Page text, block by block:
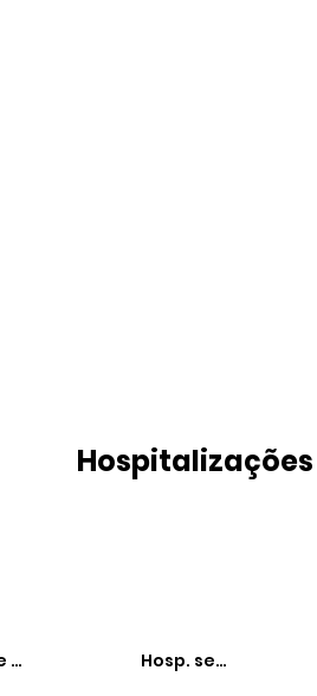
hospitalizaçõesHosp. sensíveis à
Hospitalizações